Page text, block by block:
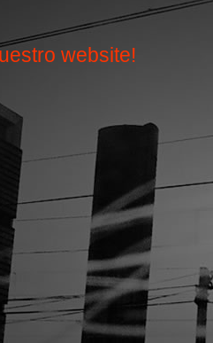
website!